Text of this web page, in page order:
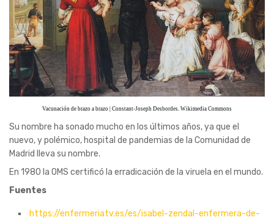
Vacunación de brazo a brazo | Constant-Joseph Desbordes. Wikimedia Commons
Su nombre ha sonado mucho en los últimos años, ya que el
nuevo, y polémico, hospital de pandemias de la Comunidad de
Madrid lleva su nombre.
En 1980 la OMS certificó la erradicación de la viruela en el mundo.
Fuentes
https://enfermeriatv.es/es/isabel-zendal-enfermera-de-